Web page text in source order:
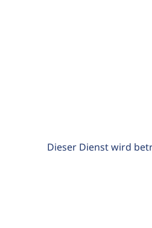
Dieser Dienst wird